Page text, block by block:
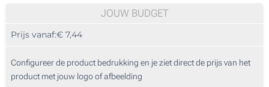
3 Kleuren (Aan een kant)
Full colour (Aan een kant)
10
50
JOUW BUDGET
Prijs vanaf:€ 7,44
Configureer de product bedrukking en je ziet direct de prijs van het
product met jouw logo of afbeelding